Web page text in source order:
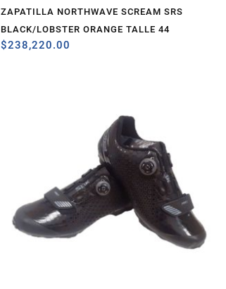
ZAPATILLA NORTHWAVE SCREAM SRS
BLACK/LOBSTER ORANGE TALLE 44
$238,220.00